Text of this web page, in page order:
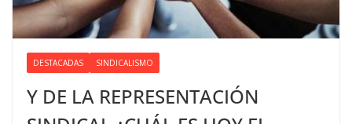
DESTACADAS SINDICALISMO
Y DE LA REPRESENTACIÓN